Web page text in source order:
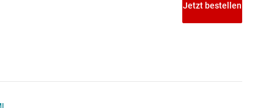
Jetzt bestellen